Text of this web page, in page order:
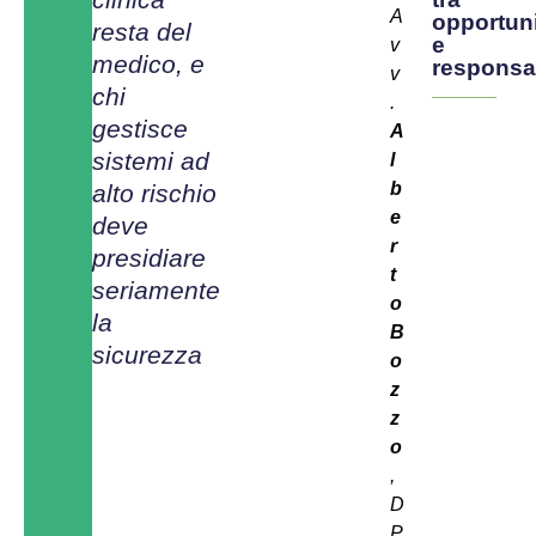
resta del
medico, e
chi
gestisce
sistemi ad
alto rischio
deve
presidiare
seriamente
la
sicurezza
A
v
v
.
A
l
b
e
r
t
o
B
o
z
z
o
,
D
e